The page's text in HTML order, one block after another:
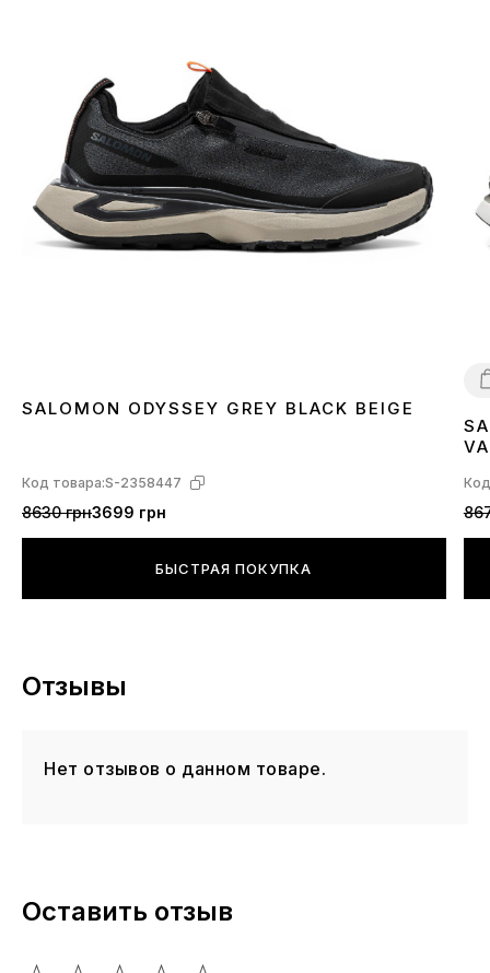
SALOMON ODYSSEY GREY BLACK BEIGE
Код товара:S-2358447
8630 грн3699 грн
БЫСТРАЯ ПОКУПКА
Отзывы
Нет отзывов о данном товаре.
Оставить отзыв